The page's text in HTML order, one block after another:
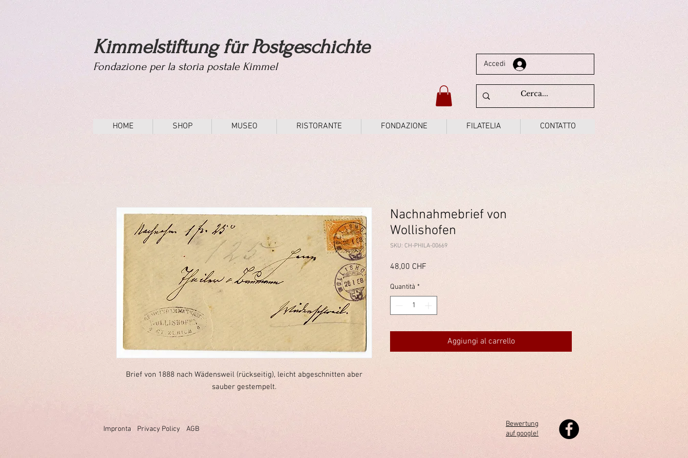
Kimmelstiftung für Postgeschichte
Fondazione per la storia postale Kimmel Accedi
HOME SHOP MUSEO RISTORANTE FONDAZIONE FILATELIA CONTATTO
Brief von 1888 nach Wädensweil (rückseitig), leicht abgeschnitten aber
sauber gestempelt.
Nachnahmebrief von
Wollishofen
SKU: CH-PHILA-00669
48,00 CHF
Quantità *
Aggiungi al carrello
Impronta Privacy Policy AGB
Bewertung
auf google!